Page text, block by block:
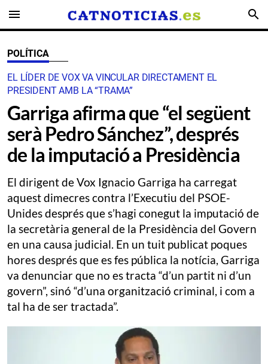
menu search
POLÍTICA
EL LÍDER DE VOX VA VINCULAR DIRECTAMENT EL
PRESIDENT AMB LA “TRAMA”
Garriga afirma que “el següent
serà Pedro Sánchez”, després
de la imputació a Presidència
El dirigent de Vox Ignacio Garriga ha carregat
aquest dimecres contra l’Executiu del PSOE-
Unides després que s’hagi conegut la imputació de
la secretària general de la Presidència del Govern
en una causa judicial. En un tuit publicat poques
hores després que es fes pública la notícia, Garriga
va denunciar que no es tracta “d’un partit ni d’un
govern”, sinó “d’una organització criminal, i com a
tal ha de ser tractada”.